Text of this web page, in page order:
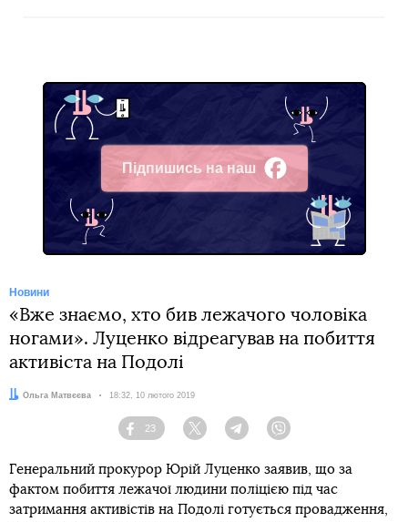
Підпишись на наш
Facebook
Новини
«Вже знаємо, хто бив лежачого чоловіка
ногами». Луценко відреагував на побиття
активіста на Подолі
Автор:
Ольга Матвєєва Дата:
18:32, 10 лютого 2019
Facebook
23
Twitter TelegramViber
Генеральний прокурор Юрій Луценко заявив, що за
фактом побиття лежачої людини поліцією під час
затримання активістів на Подолі готується провадження,